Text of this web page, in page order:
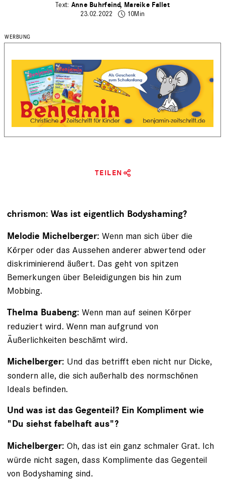
Anne Buhrfeind Mareike Fallet
23.02.2022
10Min
TEILEN
chrismon: Was ist eigentlich Bodyshaming?
Melodie Michelberger: Wenn man sich über die
Körper oder das Aussehen anderer abwertend oder
diskrimi­nierend äußert. Das geht von spitzen
Bemerkungen über Beleidigungen bis hin zum
Mobbing.
Thelma Buabeng: Wenn man auf seinen Körper
reduziert wird. Wenn man aufgrund von
Äußerlichkeiten beschämt wird.
Michelberger: Und das betrifft eben nicht nur Dicke,
sondern alle, die sich außerhalb des normschönen
Ideals befinden.
Und was ist das Gegenteil? Ein Kompliment wie
­"Du siehst fabelhaft aus"?
Michelberger: Oh, das ist ein ganz schmaler Grat. Ich
würde nicht sagen, dass Komplimente das Gegenteil
von Bodyshaming sind.